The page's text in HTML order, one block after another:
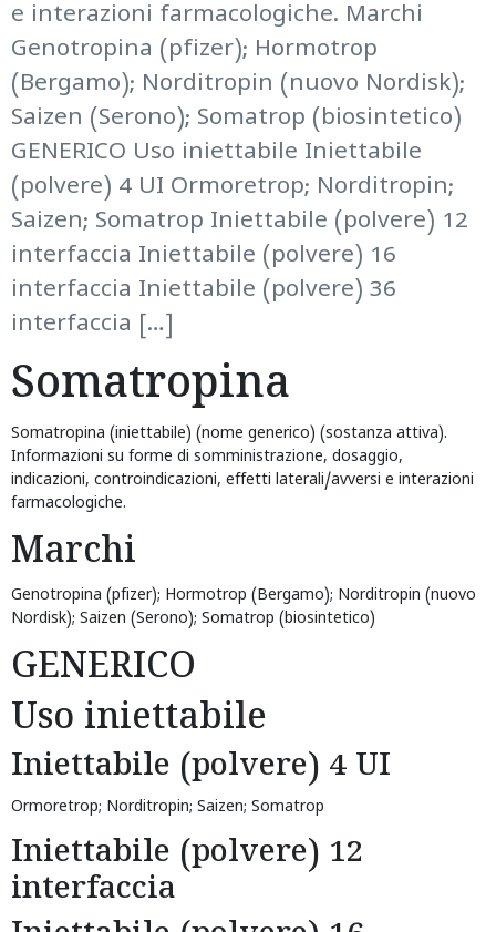
e interazioni farmacologiche. Marchi
Genotropina (pfizer); Hormotrop
(Bergamo); Norditropin (nuovo Nordisk);
Saizen (Serono); Somatrop (biosintetico)
GENERICO Uso iniettabile Iniettabile
(polvere) 4 UI Ormoretrop; Norditropin;
Saizen; Somatrop Iniettabile (polvere) 12
interfaccia Iniettabile (polvere) 16
interfaccia Iniettabile (polvere) 36
interfaccia […]
Somatropina
Somatropina (iniettabile) (nome generico) (sostanza attiva).
Informazioni su forme di somministrazione, dosaggio,
indicazioni, controindicazioni, effetti laterali/avversi e interazioni
farmacologiche.
Marchi
Genotropina (pfizer); Hormotrop (Bergamo); Norditropin (nuovo
Nordisk); Saizen (Serono); Somatrop (biosintetico)
GENERICO
Uso iniettabile
Iniettabile (polvere) 4 UI
Ormoretrop; Norditropin; Saizen; Somatrop
Iniettabile (polvere) 12
interfaccia